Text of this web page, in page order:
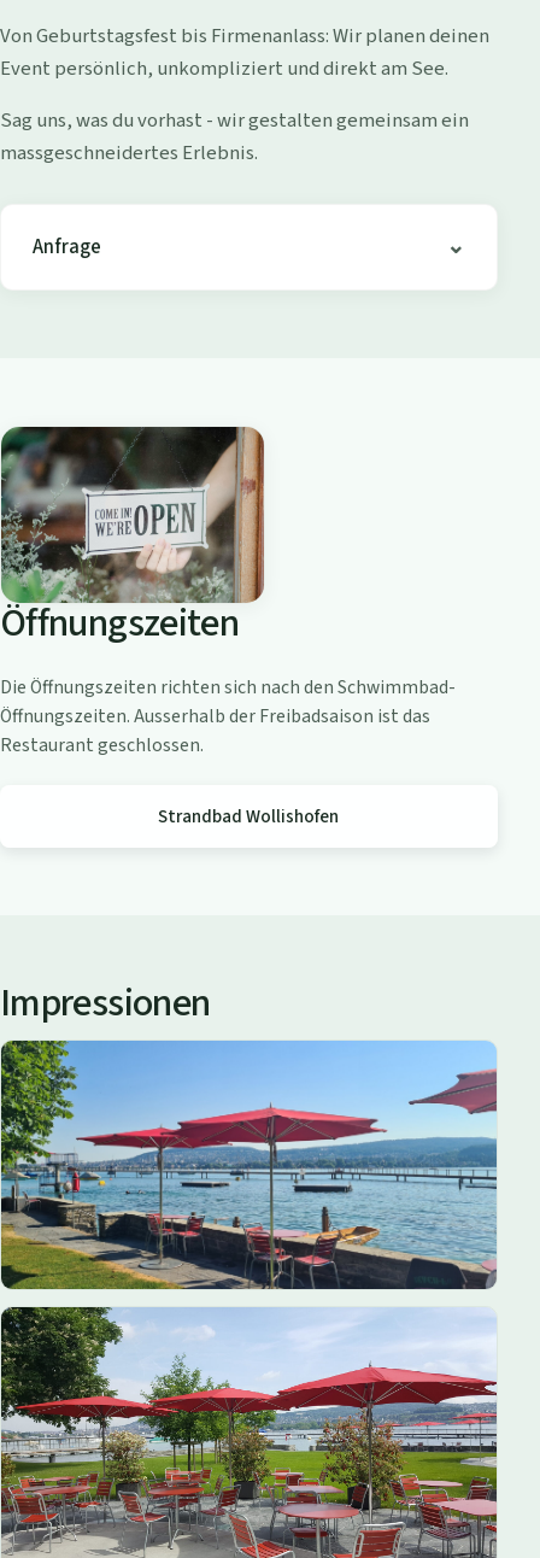
i
s
h
o
e
n
r
o
a
m
Z
ü
i
c
h
e
Von Geburtstagsfest bis Firmenanlass: Wir planen deinen
Event persönlich, unkompliziert und direkt am See.
Sag uns, was du vorhast - wir gestalten gemeinsam ein
massgeschneidertes Erlebnis.
Anfrage
Öffnungszeiten
Die Öffnungszeiten richten sich nach den Schwimmbad-
Öffnungszeiten. Ausserhalb der Freibadsaison ist das
Restaurant geschlossen.
Strandbad Wollishofen
Impressionen